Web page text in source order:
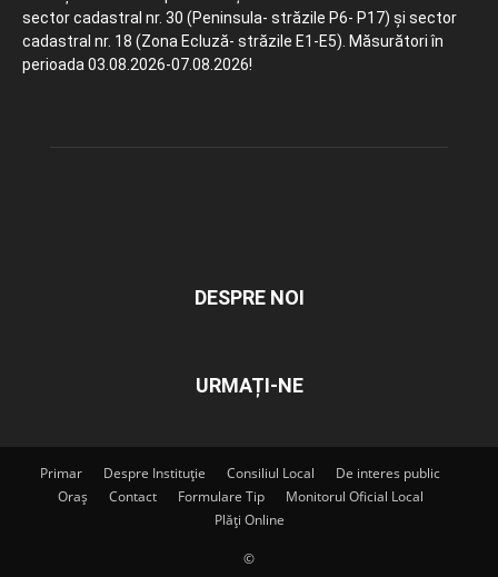
sector cadastral nr. 30 (Peninsula- străzile P6- P17) și sector
cadastral nr. 18 (Zona Ecluză- străzile E1-E5). Măsurători în
perioada 03.08.2026-07.08.2026!
DESPRE NOI
URMAȚI-NE
Primar Despre Instituție Consiliul Local
De interes public
Oraș
Contact Formulare Tip
Monitorul Oficial Local
Plăți Online
©